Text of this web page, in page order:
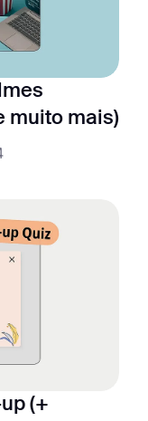
muito mais)
(+